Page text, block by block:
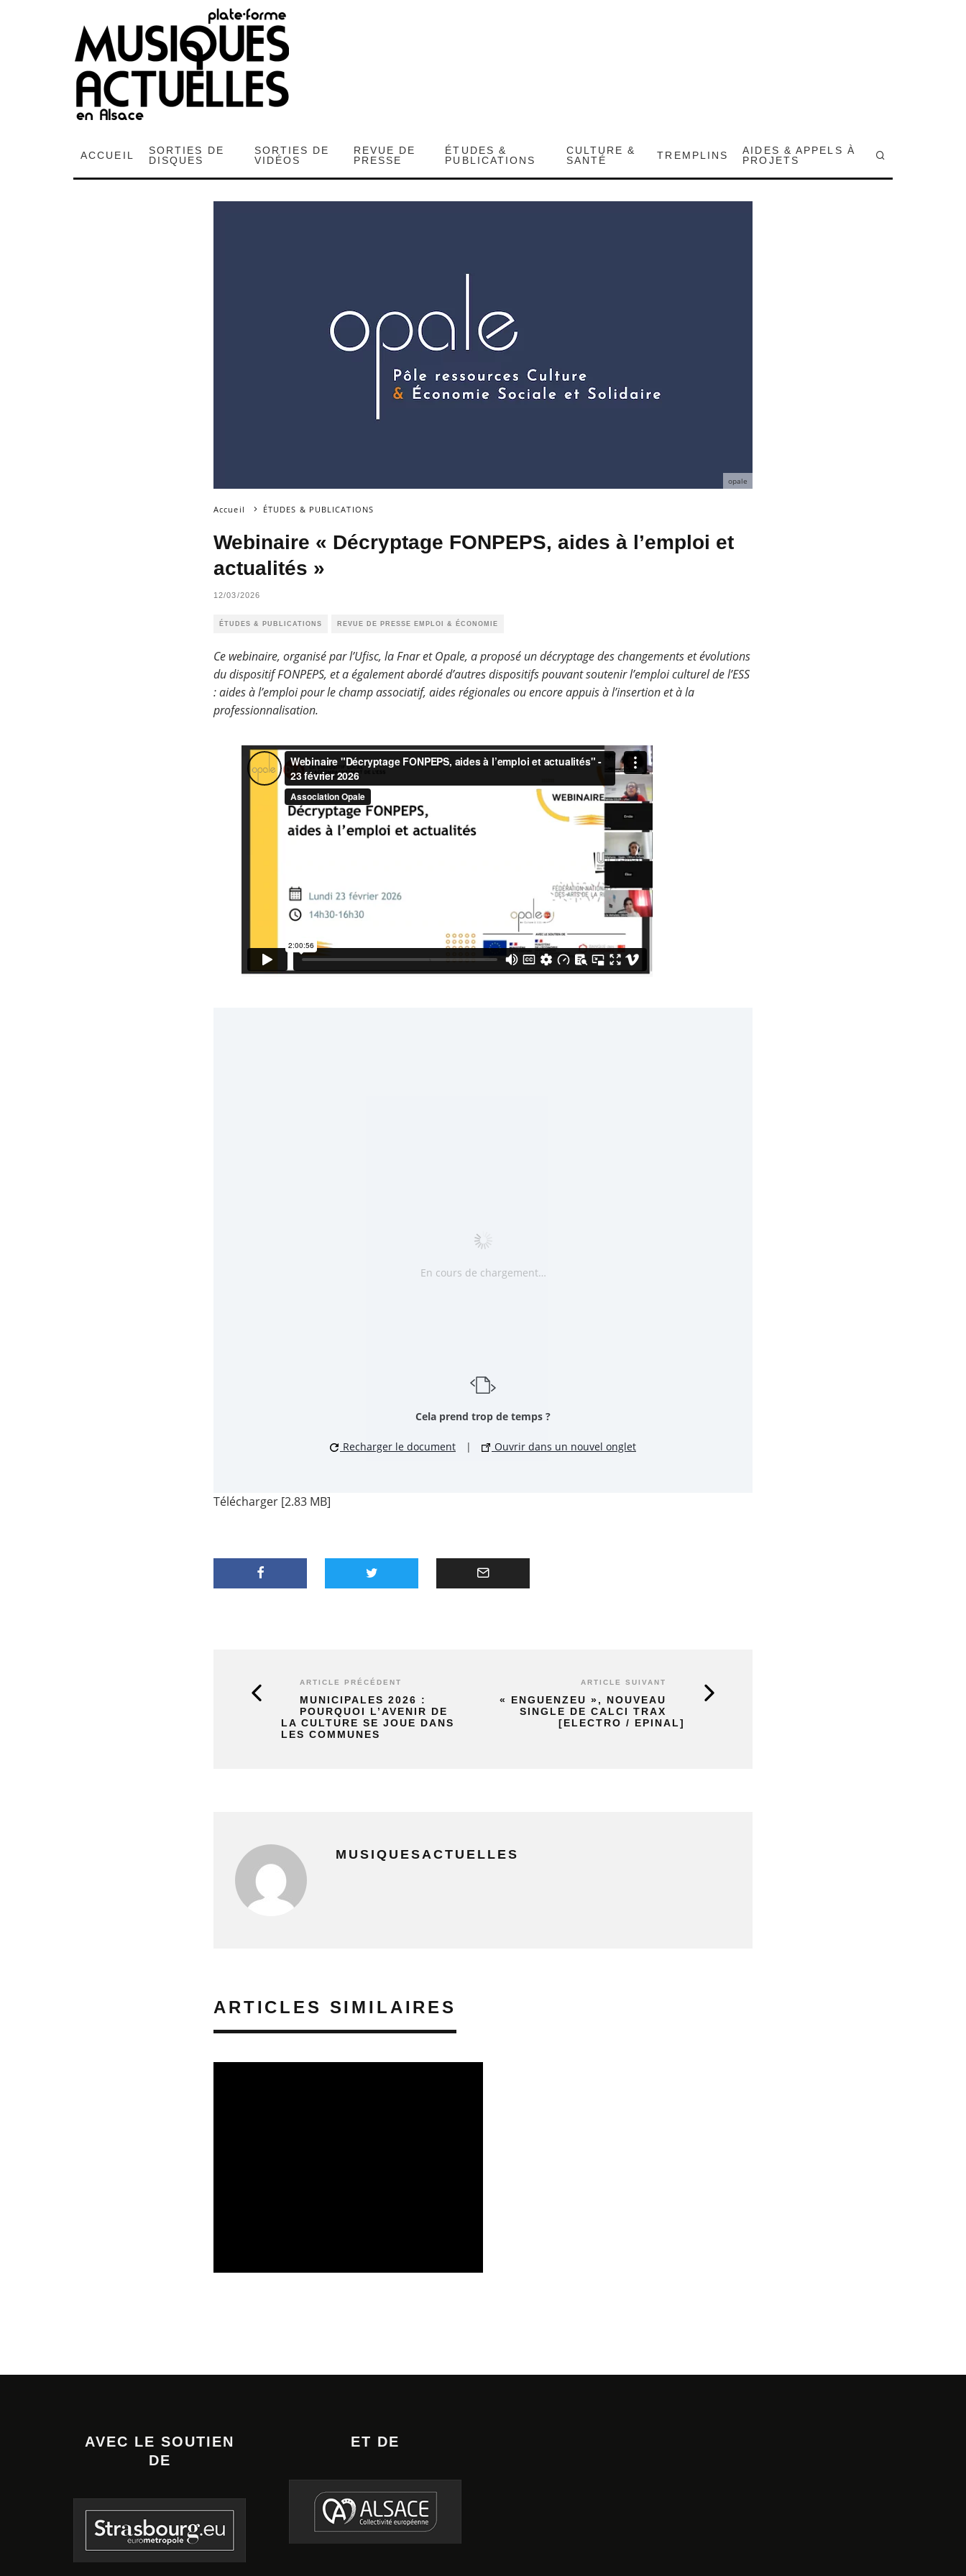
ACCUEIL
SORTIES DE
DISQUES
SORTIES DE
VIDÉOS
REVUE DE
PRESSE
ÉTUDES &
PUBLICATIONS
CULTURE &
SANTÉ
TREMPLINS
AIDES & APPELS À
PROJETS
opale
Accueil ÉTUDES & PUBLICATIONS
Webinaire « Décryptage FONPEPS, aides à l’emploi et
actualités »
12/03/2026
ÉTUDES & PUBLICATIONS REVUE DE PRESSE EMPLOI & ÉCONOMIE
Ce webinaire, organisé par l’Ufisc, la Fnar et Opale, a proposé un décryptage des changements et évolutions
du dispositif FONPEPS, et a également abordé d’autres dispositifs pouvant soutenir l’emploi culturel de l’ESS
: aides à l’emploi pour le champ associatif, aides régionales ou encore appuis à l’insertion et à la
professionnalisation.
En cours de chargement…
Cela prend trop de temps ?
Recharger le document | Ouvrir dans un nouvel onglet
Télécharger [2.83 MB]
ARTICLE PRÉCÉDENT
MUNICIPALES 2026 :
POURQUOI L’AVENIR DE
LA CULTURE SE JOUE DANS
LES COMMUNES
ARTICLE SUIVANT
« ENGUENZEU », NOUVEAU
SINGLE DE CALCI TRAX
[ELECTRO / EPINAL]
MUSIQUESACTUELLES
ARTICLES SIMILAIRES
AVEC LE SOUTIEN
DE
ET DE